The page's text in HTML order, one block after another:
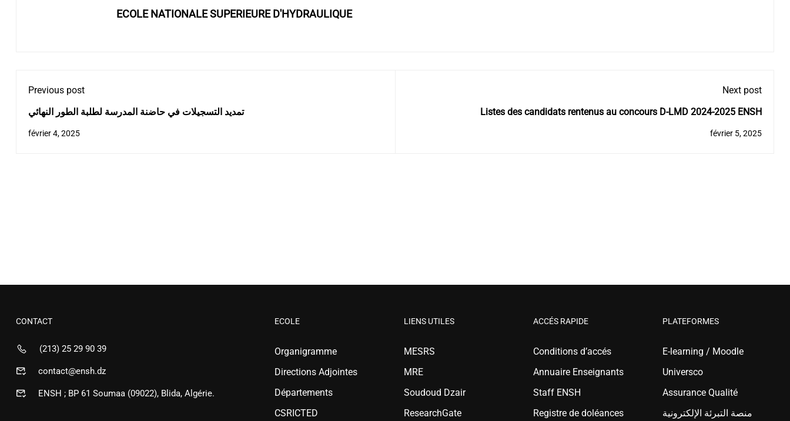
ECOLE NATIONALE SUPERIEURE D'HYDRAULIQUE
Previous post
تمديد التسجيلات في حاضنة المدرسة لطلبة الطور النهائي
février 4, 2025
Next post
Listes des candidats rentenus au concours D-LMD 2024-2025 ENSH
février 5, 2025
CONTACT
(213) 25 29 90 39
contact@ensh.dz
ENSH ; BP 61 Soumaa (09022), Blida, Algérie.
ECOLE
Organigramme
Directions Adjointes
Départements
CSRICTED
LIENS UTILES
MESRS
MRE
Soudoud Dzair
ResearchGate
ACCÉS RAPIDE
Conditions d’accés
Annuaire Enseignants
Staff ENSH
Registre de doléances
PLATEFORMES
E-learning / Moodle
Universco
Assurance Qualité
منصة التبرئة الإلكترونية